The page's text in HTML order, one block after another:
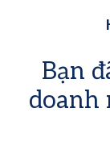
Bạn
doanh